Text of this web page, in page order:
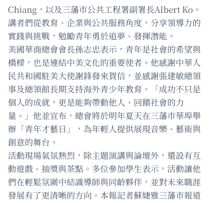
Chiang，以及三藩市公共工程署副署長Albert Ko。
講者們從教育、企業與公共服務角度，分享領導力的
實踐與挑戰，勉勵青年勇於追夢、發揮潛能。
美國華商總會會長孫志忠表示，青年是社會的希望與
橋樑，也是連結中美文化的重要使者。他感謝中華人
民共和國駐美大使謝鋒發來賀信，並感謝張建敏總領
事及總領館長期支持海外青少年教育。「成功不只是
個人的成就，更是能夠帶動他人、回饋社會的力
量。」他並宣布，總會將於明年夏天在三藩市華埠舉
辦「青年才藝日」，為年輕人提供展現音樂、藝術與
創意的舞台。
活動現場氣氛熱烈，除主題演講與論壇外，還設有互
動遊戲、抽獎與茶點。多位參加學生表示，活動讓他
們在輕鬆氛圍中結識導師與同齡夥伴，並對未來職涯
發展有了更清晰的方向。本報記者蘇婕雅三藩市報道